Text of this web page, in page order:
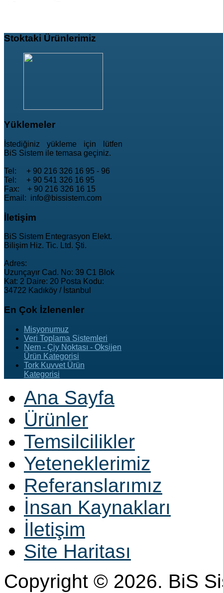
Stoktaki Ürünlerimiz
Yüklemeler
İstediğiniz yükleme için lütfen
BiS Sistem ile temasa geçiniz.
Tel: + 90 216 326 16 95 - 96
Tel: + 90 541 326 16 95
Fax: + 90 216 326 16 15
Email: info@bissistem.com
İletişim
BiS Sistem Entegrasyon Elekt.
Bilişim Hiz. Tic. Ltd. Şti.
Adres:
Uzunçayır Cad. No: 39 C1 Blok
Kat: 2 Daire: 20 Posta Kodu:
34722 Kadıköy / İstanbul
En Çok İzlenenler
Misyonumuz
Veri Toplama Sistemleri
Nem - Çiy Noktası - Oksijen
Ürün Kategorisi
Tork Kuvvet Ürün
Kategorisi
Ana Sayfa
Ürünler
Temsilcilikler
Yeteneklerimiz
Referanslarımız
İnsan Kaynakları
İletişim
Site Haritası
Copyright © 2026. BiS